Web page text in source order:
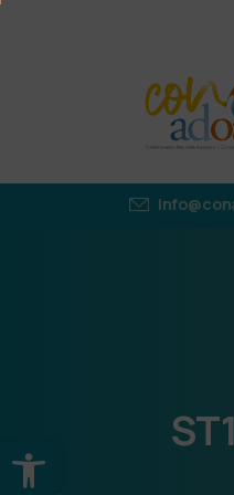
Apri la barraST1